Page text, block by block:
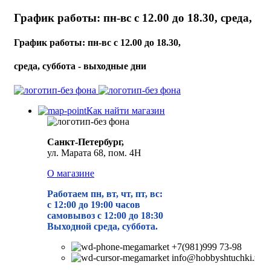
График работы: пн-вс с 12.00 до 18.30,
График работы: пн-вс с 12.00 до 18.30,
среда, суббота - выходные дни
Как найти магазин
Санкт-Петербург,
ул. Марата 68, пом. 4Н
О магазине
Работаем пн, вт, чт, пт, вс:
с 12:00 до 19:00 часов
самовывоз с 12:00 до 18:30
Выходной среда, суббота.
+7(981)999 73-98